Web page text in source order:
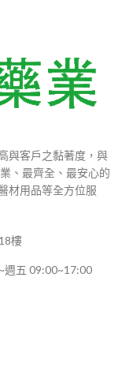
與客戶之黏著度，與
、最齊全、最安心的
材用品等全方位服
樓
週五 09:00~17:00